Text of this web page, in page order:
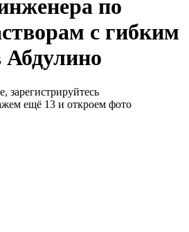
по
с гибким
зарегистрируйтесь
ещё 13 и откроем фото